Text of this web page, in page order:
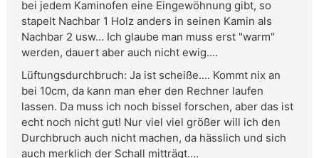
bei jedem Kaminofen eine Eingewöhnung gibt, so
stapelt Nachbar 1 Holz anders in seinen Kamin als
Nachbar 2 usw... Ich glaube man muss erst "warm"
werden, dauert aber auch nicht ewig....
Lüftungsdurchbruch: Ja ist scheiße.... Kommt nix an
bei 10cm, da kann man eher den Rechner laufen
lassen. Da muss ich noch bissel forschen, aber das ist
echt noch nicht gut! Nur viel viel größer will ich den
Durchbruch auch nicht machen, da hässlich und sich
auch merklich der Schall mitträgt....